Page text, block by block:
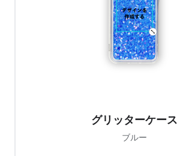
グリッターケース
ブルー